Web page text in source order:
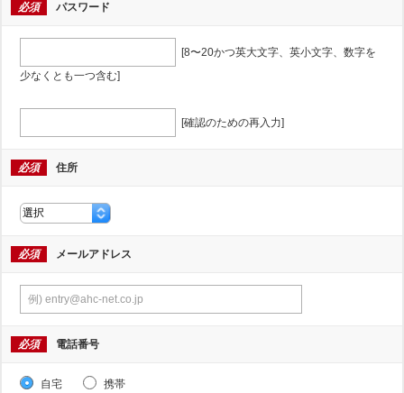
必須 パスワード
[8〜20かつ英大文字、英小文字、数字を
少なくとも一つ含む]
[確認のための再入力]
必須 住所
必須 メールアドレス
必須 電話番号
自宅 携帯